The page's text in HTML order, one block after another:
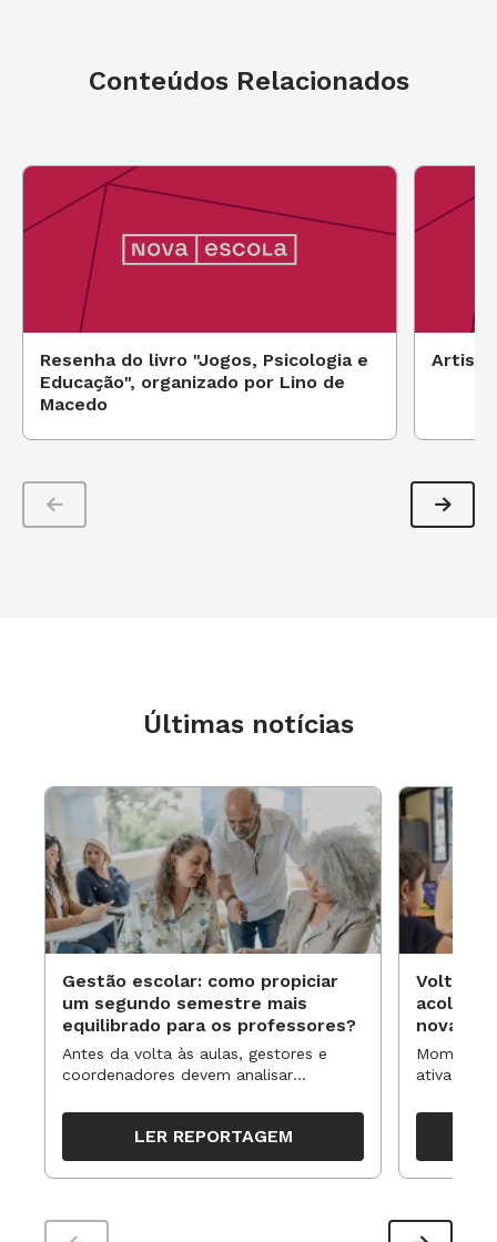
Conteúdos Relacionados
Resenha do livro "Jogos, Psicologia e
Educação", organizado por Lino de
Macedo
Últimas notícias
Gestão escolar: como propiciar
um segundo semestre mais
equilibrado para os professores?
Antes da volta às aulas, gestores e
coordenadores devem analisar
organizar ações para orientar o
trabalho pedagógico ao longo do
período
LER REPORTAGEM
Volta às
novas
ativa
propostas